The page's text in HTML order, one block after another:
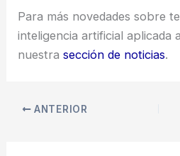
Para más novedades sobre
inteligencia artificial aplicada
nuestrasección de noticias.
ANTERIOR